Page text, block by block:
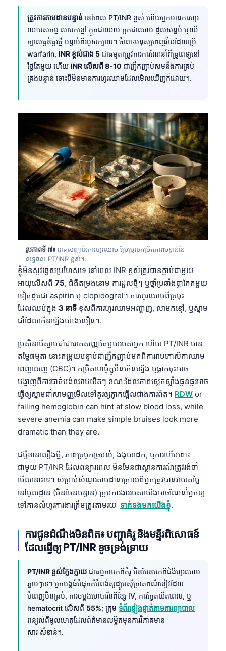
ត្រូវការតាមដានបន្ទាន់ នៅពេល PT/INR ខ្ពស់ ហើយអ្នកមានការហូរ
ឈាមសកម្ម លាមកខ្មៅ ក្អួតជាឈាម ក្អកជាឈាម ដួលសន្លប់ ឬឈឺ
ក្បាលធ្ងន់ធ្ងរថ្មី បន្ទាប់ពីរបួសក្បាល។ ចំពោះមនុស្សពេញវ័យដែលប្រើ
warfarin, INR ខ្ពស់ជាង 5 ជាធម្មតាត្រូវការការណែនាំពីគ្រូពេទ្យនៅ
ថ្ងៃតែមួយ ហើយ INR លើសពី 8-10 ជាញឹកញាប់សមនឹងការគ្រប់
គ្រងបន្ទាន់ ទោះបីមិនមានការហូរឈាមដែលមើលឃើញក៏ដោយ។.
រូបភាពទី ៧៖ រោគសញ្ញានៃការហូរឈាម ប្រែប្រួលកម្រិតភាពបន្ទាន់នៃ
លទ្ធផល PT/INR ខ្ពស់។.
ខ្ញុំមិនសូវធ្វេសប្រហែសទេ នៅពេល INR ខ្ពស់ត្រូវបានភ្ជាប់ជាមួយ
អាយុលើសពី 75, ជំងឺតម្រងនោម ការដួលថ្មីៗ ឬថ្នាំប្រឆាំងប្លាកែតមួយ
ទៀតដូចជា aspirin ឬ clopidogrel។ ការហូរឈាមពីច្រមុះ
ដែលឈប់ក្នុង 3 នាទី ខុសពីការហូរឈាមអញ្ចាញ, លាមកខ្មៅ, ឬស្នាម
ជាំដែលកើនឡើងយ៉ាងលឿន។.
ប្រសិនបើស្នាមជាំជារោគសញ្ញាតែមួយរបស់អ្នក ហើយ PT/INR មាន
តម្លៃធម្មតា នោះតម្រុយបន្ទាប់ជាញឹកញាប់មកពីការរាប់កោសិកាឈាម
ពេញលេញ (CBC)។ កម្រិតហេម៉ូក្លូប៊ីនកើនឡើង ឬធ្លាក់ចុះអាច
បង្ហាញពីការបាត់បង់ឈាមយឺតៗ ខណៈដែលភាពស្លេកស្លាំងធ្ងន់ធ្ងរអាច
ធ្វើឲ្យស្នាមជាំសាមញ្ញមើលទៅគួរឲ្យភ្ញាក់ផ្អើលជាងការពិត។ RDW or
falling hemoglobin can hint at slow blood loss, while
severe anemia can make simple bruises look more
dramatic than they are.
ជម្ងឺខាន់លឿងថ្មី, ភាពច្របូកច្របល់, ងងុយដេក, ឬការហើមពោះ
ជាមួយ PT/INR ដែលពន្យារពេល មិនមែនជាស្ថានការណ៍ត្រូវរង់ចាំ
មើលនោះទេ។ សម្រាប់សំណួរតាមដានក្រោយពីអ្នកត្រូវបានវាយតម្លៃ
នៅមូលដ្ឋាន (មិនមែនបន្ទាន់) ក្រុមការងាររបស់យើងអាចណែនាំអ្នកឲ្យ
ទៅកាន់លំហូរការងារត្រឹមត្រូវតាមរយៈ ទាក់ទងមកយើងខ្ញុំ.
ការជូនដំណឹងមិនពិត៖ បញ្ហាគំរូ និងមន្ទីរពិសោធន៍
ដែលធ្វើឲ្យ PT/INR ខូចទ្រង់ទ្រាយ
PT/INR ខ្ពស់ក្លែងក្លាយ ជាធម្មតាមកពីគំរូ មិនមែនមកពីជំងឺហូរឈាម
ភ្លាមៗទេ។ អ្នកបង្កធំបំផុតគឺបំពង់សូដ្យូមស៊ីត្រាតពណ៌ខៀវដែល
បំពេញមិនគ្រប់, ការចម្លងហេបារីនពីខ្សែ IV, ការក្វែតយឺតពេល, ឬ
hematocrit លើសពី 55%; ក្រុម ទំព័រផ្ទៀងផ្ទាត់តាមការព្យាបាល
ពន្យល់ពីមូលហេតុដែលព័ត៌មានលម្អិតមុនការវិភាគមាន
សារៈសំខាន់។.
Lietuvių kalba
Polski
한국어
Slovenščina
Shqip
اردو
मराठी
தமிழ்
ಕನ್ನಡ
മലയാളം
Bahasa Melayu
Tiếng Việt
Tagalog
ไทย
ဗမာစာ
Kiswahili
አማርኛ
Українська
O‘zbekcha
Català
Қазақ тілі
Suomi
Hrvatski
Slovenčina
كوردی‎
پښتو
سنڌي
Galego
Latviešu valoda
Македонски јазик